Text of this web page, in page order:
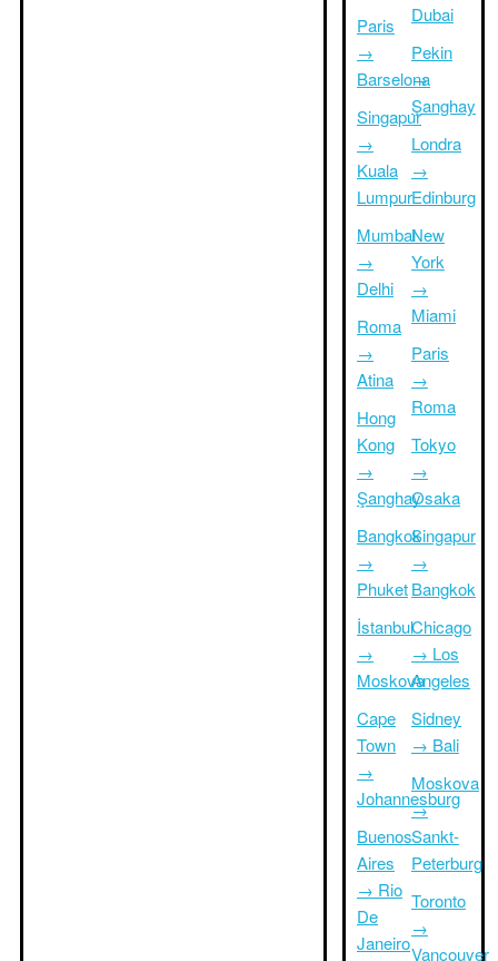
Paris
→
Barselona
Singapur
→
Kuala
Lumpur
Mumbai
→
Delhi
Roma
→
Atina
Hong
Kong
→
Şanghay
Bangkok
→
Phuket
İstanbul
→
Moskova
Cape
Town
→
Johannesburg
Buenos
Aires
→ Rio
De
Janeiro
Dubai
Pekin
→
Şanghay
Londra
→
Edinburg
New
York
→
Miami
Paris
→
Roma
Tokyo
→
Osaka
Singapur
→
Bangkok
Chicago
→ Los
Angeles
Sidney
→ Bali
Moskova
→
Sankt-
Peterburg
Toronto
→
Vancouver